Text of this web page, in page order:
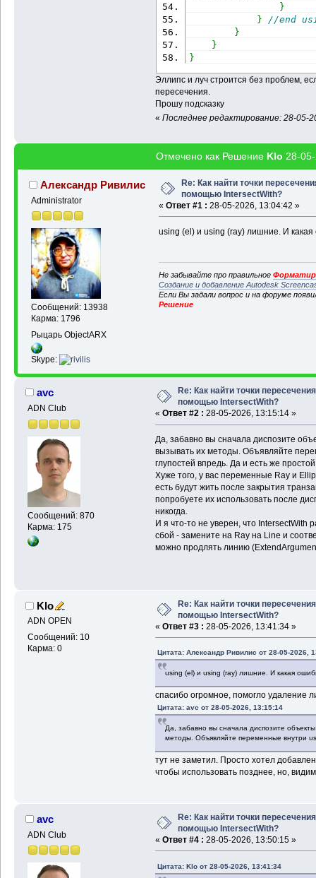
}
}
//
}
}
}
Эллипс и луч строится без проблем,
пересечения.
Прошу подсказку
« Последнее редактирование: 28-05-
Отмечено как Решение Klo 28-
Александр Ривилис
Administrator
Сообщений: 13938
Карма: 1796
Рыцарь ObjectARX
Skype:
Re: Как найти точки
помощью IntersectWith?
« Ответ #1 : 28-05-2026, 13:04:42 »
using (el) и using (ray) лишние. И какая
Не забывайте про правильное
Создание и добавление Autodesk
Если Вы задали вопрос и на форуме
Решение
avc
ADN Club
Сообщений: 870
Карма: 175
Re: Как найти точки
помощью IntersectWith?
« Ответ #2 : 28-05-2026, 13:15:14 »
Да, забавно вы сначала диспозите
вызывать их методы. Объявляйте
глупостей впредь. Да и есть же
Хуже того, у вас переменные Ray и
есть будут жить после закрытия
попробуете их использовать после
никогда.
И я что-то не уверен, что IntersectWith
сбой - замените на Ray на Line и
можно продлять линию
Klo
ADN OPEN
Сообщений: 10
Карма: 0
Re: Как найти точки
помощью IntersectWith?
« Ответ #3 : 28-05-2026, 13:41:34 »
Цитата: Александр Ривилис от 28-05-2026,
using (el) и using (ray) лишние. И какая
спасибо огромное, помогло удаление
Цитата: avc от 28-05-2026, 13:15:14
Да, забавно вы сначала диспозите
методы. Объявляйте переменные внутри
тут не заметил. Просто хотел
чтобы использовать позднее, но,
avc
ADN Club
Re: Как найти точки
помощью IntersectWith?
« Ответ #4 : 28-05-2026, 13:50:15 »
Цитата: Klo от 28-05-2026, 13:41:34